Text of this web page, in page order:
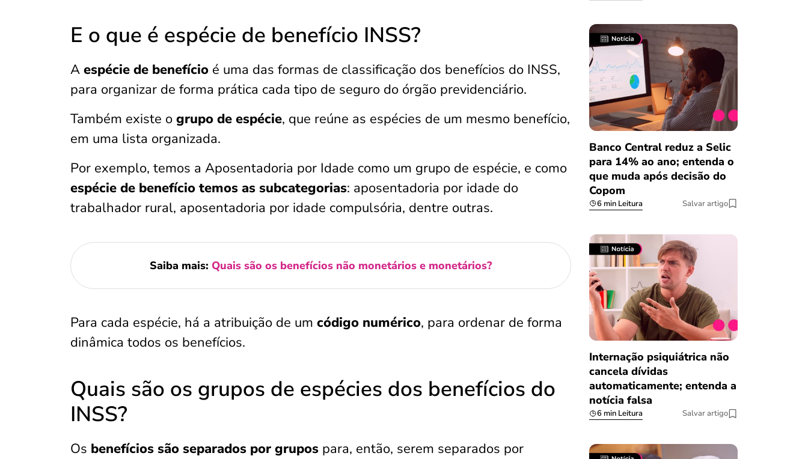
E o que é espécie de benefício INSS?
A espécie de benefício é uma das formas de classificação dos benefícios do INSS,
para organizar de forma prática cada tipo de seguro do órgão previdenciário.
Também existe o grupo de espécie, que reúne as espécies de um mesmo benefício,
em uma lista organizada.
Por exemplo, temos a Aposentadoria por Idade como um grupo de espécie, e como
espécie de benefício temos as subcategorias: aposentadoria por idade do
trabalhador rural, aposentadoria por idade compulsória, dentre outras.
Saiba mais: Quais são os benefícios não monetários e monetários?
Para cada espécie, há a atribuição de um código numérico, para ordenar de forma
dinâmica todos os benefícios.
Quais são os grupos de espécies dos benefícios do
INSS?
Os benefícios são separados por grupos para, então, serem separados por
Banco Central reduz a Selic
para 14% ao ano; entenda o
que muda após decisão do
Copom
6 min Leitura Salvar artigo
Internação psiquiátrica não
cancela dívidas
automaticamente; entenda a
notícia falsa
6 min Leitura Salvar artigo